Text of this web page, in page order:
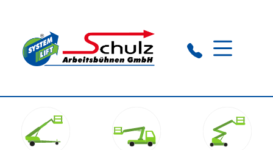
Rathenow:+49 (0) 33 85 503 166